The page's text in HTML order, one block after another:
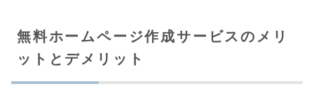
無料ホームページ作成サービスのメリ
ットとデメリット